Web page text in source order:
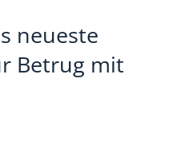
neueste
Betrug mit